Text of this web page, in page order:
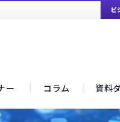
ビ
ー コラム 資料